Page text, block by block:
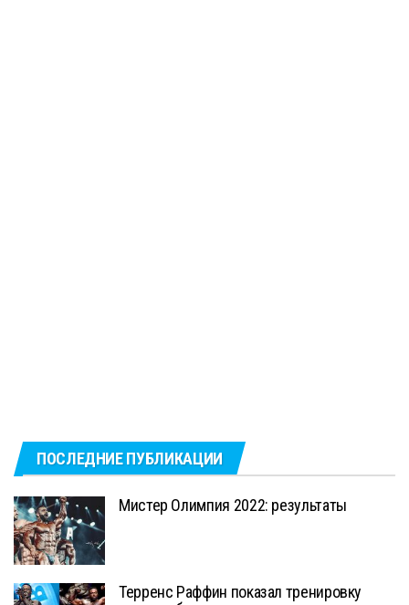
ПОСЛЕДНИЕ ПУБЛИКАЦИИ
Мистер Олимпия 2022: результаты
Терренс Раффин показал тренировку